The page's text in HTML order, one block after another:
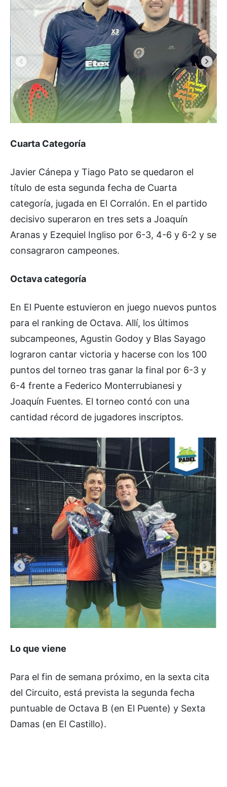
Cuarta Categoría
Javier Cánepa y Tiago Pato se quedaron el
título de esta segunda fecha de Cuarta
categoría, jugada en El Corralón. En el partido
decisivo superaron en tres sets a Joaquín
Aranas y Ezequiel Ingliso por 6-3, 4-6 y 6-2 y se
consagraron campeones.
Octava categoría
En El Puente estuvieron en juego nuevos puntos
para el ranking de Octava. Allí, los últimos
subcampeones, Agustin Godoy y Blas Sayago
lograron cantar victoria y hacerse con los 100
puntos del torneo tras ganar la final por 6-3 y
6-4 frente a Federico Monterrubianesi y
Joaquín Fuentes. El torneo contó con una
cantidad récord de jugadores inscriptos.
Lo que viene
Para el fin de semana próximo, en la sexta cita
del Circuito, está prevista la segunda fecha
puntuable de Octava B (en El Puente) y Sexta
Damas (en El Castillo).